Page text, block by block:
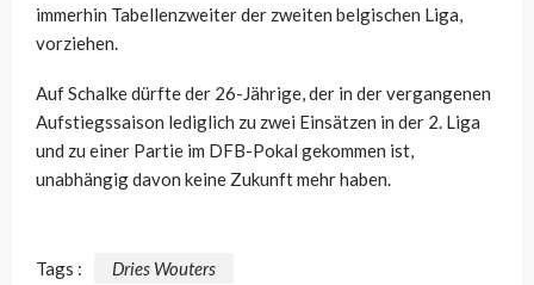
immerhin Tabellenzweiter der zweiten belgischen Liga,
vorziehen.
Auf Schalke dürfte der 26-Jährige, der in der vergangenen
Aufstiegssaison lediglich zu zwei Einsätzen in der 2. Liga
und zu einer Partie im DFB-Pokal gekommen ist,
unabhängig davon keine Zukunft mehr haben.
Tags : Dries Wouters